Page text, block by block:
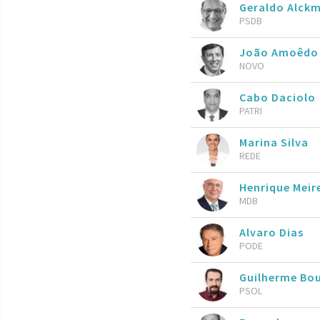
Geraldo
PSDB
João Amoêdo
NOVO
Cabo Daciolo
PATRI
Marina Silva
REDE
Henrique
MDB
Alvaro Dias
PODE
Guilherme
PSOL